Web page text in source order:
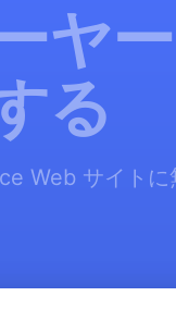
ヤ
る
Web サイトに